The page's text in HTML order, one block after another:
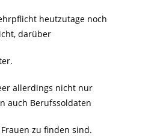
heutzutage noch
darüber
allerdings nicht nur
auch Berufssoldaten
zu finden sind.